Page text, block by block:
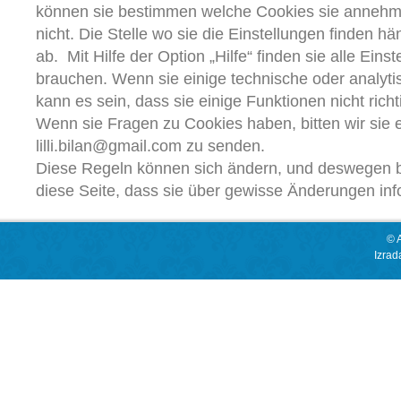
können sie bestimmen welche Cookies sie
nicht. Die Stelle wo sie die Einstellungen finden
ab. Mit Hilfe der Option „Hilfe“ finden sie alle
brauchen. Wenn sie einige technische oder
kann es sein, dass sie einige Funktionen nicht
Wenn sie Fragen zu Cookies haben, bitten wir sie
lilli.bilan@gmail.com zu senden.
Diese Regeln können sich ändern, und deswegen
diese Seite, dass sie über gewisse Änderungen
©